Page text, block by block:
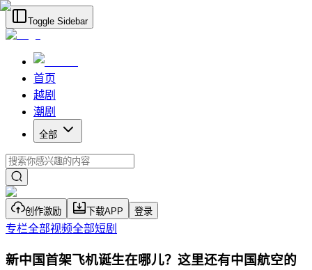
Toggle Sidebar
首页
越剧
潮剧
全部
创作激励 下载APP 登录
专栏全部视频全部短剧
新中国首架飞机诞生在哪儿？这里还有中国航空的